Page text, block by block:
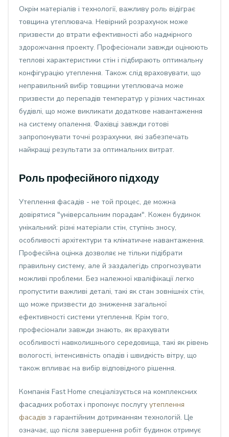
Окрім матеріалів і технології, важливу роль відіграє
товщина утеплювача. Невірний розрахунок може
призвести до втрати ефективності або надмірного
здорожчання проекту. Професіонали завжди оцінюють
теплові характеристики стін і підбирають оптимальну
конфігурацію утеплення. Також слід враховувати, що
неправильний вибір товщини утеплювача може
призвести до перепадів температур у різних частинах
будівлі, що може викликати додаткове навантаження
на систему опалення. Фахівці завжди готові
запропонувати точні розрахунки, які забезпечать
найкращі результати за оптимальних витрат.
Роль професійного підходу
Утеплення фасадів - не той процес, де можна
довірятися "універсальним порадам". Кожен будинок
унікальний: різні матеріали стін, ступінь зносу,
особливості архітектури та кліматичне навантаження.
Професійна оцінка дозволяє не тільки підібрати
правильну систему, але й заздалегідь спрогнозувати
можливі проблеми. Без належної кваліфікації легко
пропустити важливі деталі, такі як стан зовнішніх стін,
що може призвести до зниження загальної
ефективності системи утеплення. Крім того,
професіонали завжди знають, як врахувати
особливості навколишнього середовища, такі як рівень
вологості, інтенсивність опадів і швидкість вітру, що
також впливає на вибір відповідного рішення.
Компанія Fast Home спеціалізується на комплексних
фасадних роботах і пропонує послугу утеплення
фасадів з гарантійним дотриманням технологій. Це
означає, що після завершення робіт будинок отримує